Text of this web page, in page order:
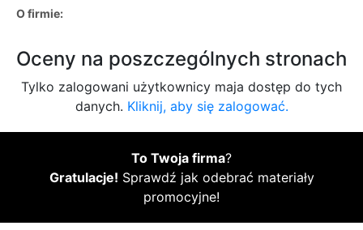
O firmie:
Oceny na poszczególnych stronach
Tylko zalogowani użytkownicy maja dostęp do tych
danych. Kliknij, aby się zalogować.
To Twoja firma?
Gratulacje! Sprawdź jak odebrać materiały
promocyjne!